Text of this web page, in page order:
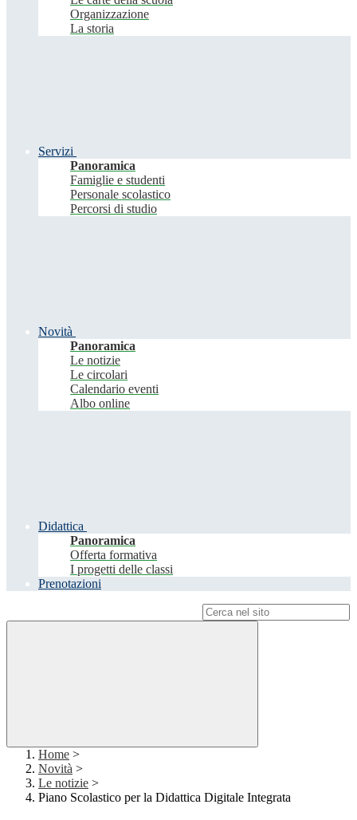
Organizzazione
La storia
Servizi
Panoramica
Famiglie e studenti
Personale scolastico
Percorsi di studio
Novità
Panoramica
Le notizie
Le circolari
Calendario eventi
Albo online
Didattica
Panoramica
Offerta formativa
I progetti delle classi
Prenotazioni
Home >
Novità >
Le notizie >
Piano Scolastico per la Didattica Digitale Integrata